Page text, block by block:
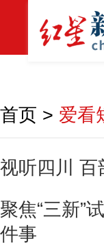
首页 > 爱看
视听四川 百
聚焦“三新”
件事